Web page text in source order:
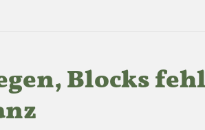
Blocks